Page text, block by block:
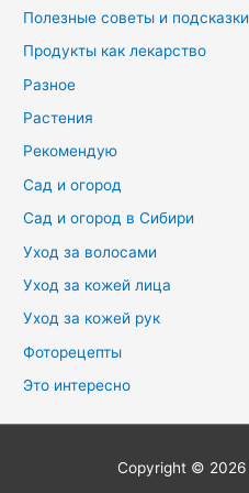
Полезные советы и подсказки
Продукты как лекарство
Разное
Растения
Рекомендую
Сад и огород
Сад и огород в Сибири
Уход за волосами
Уход за кожей лица
Уход за кожей рук
Фоторецепты
Это интересно
Copyright © 2026